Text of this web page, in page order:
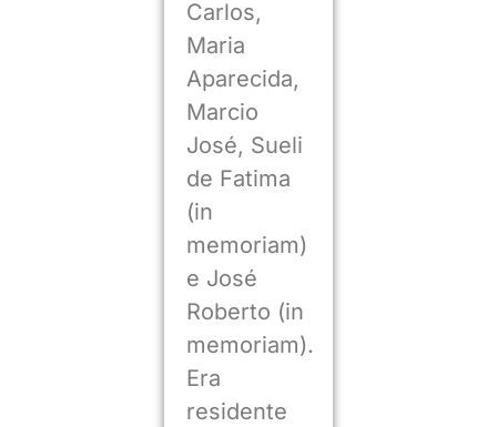
Carlos,
Maria
Aparecida,
Marcio
José, Sueli
de Fatima
(in
memoriam)
e José
Roberto (in
memoriam).
Era
residente